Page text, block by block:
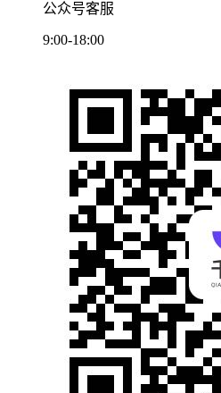
公众号客服
9:00-18:00